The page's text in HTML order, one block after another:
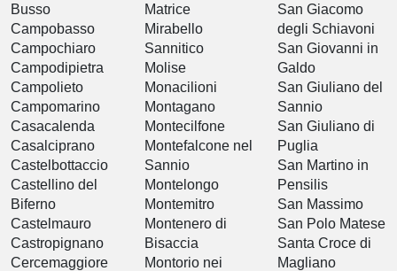
Busso
Campobasso
Campochiaro
Campodipietra
Campolieto
Campomarino
Casacalenda
Casalciprano
Castelbottaccio
Castellino del
Biferno
Castelmauro
Castropignano
Cercemaggiore
Matrice
Mirabello
Sannitico
Molise
Monacilioni
Montagano
Montecilfone
Montefalcone nel
Sannio
Montelongo
Montemitro
Montenero di
Bisaccia
Montorio nei
San Giacomo
degli Schiavoni
San Giovanni in
Galdo
San Giuliano del
Sannio
San Giuliano di
Puglia
San Martino in
Pensilis
San Massimo
San Polo Matese
Santa Croce di
Magliano